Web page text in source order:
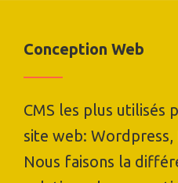
Conception Web
CMS les plus utilisés
site web:
Nous faisons la